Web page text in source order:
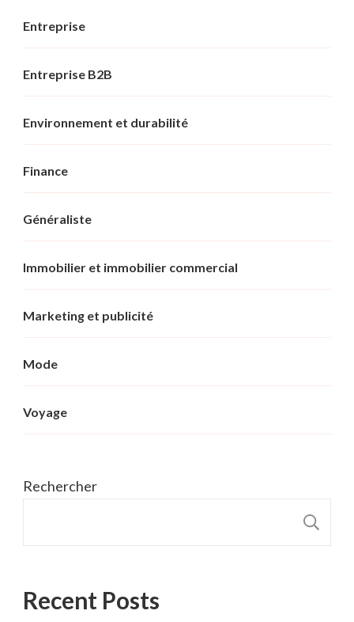
Entreprise
Entreprise B2B
Environnement et durabilité
Finance
Généraliste
Immobilier et immobilier commercial
Marketing et publicité
Mode
Voyage
Rechercher
Recent Posts